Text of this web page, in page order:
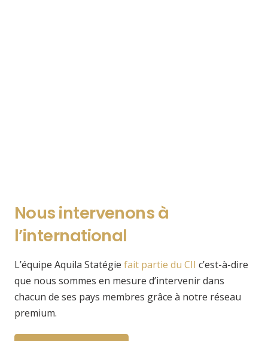
Nous intervenons à
l’international
L’équipe Aquila Statégie fait partie du CII c’est-à-dire
que nous sommes en mesure d’intervenir dans
chacun de ses pays membres grâce à notre réseau
premium.